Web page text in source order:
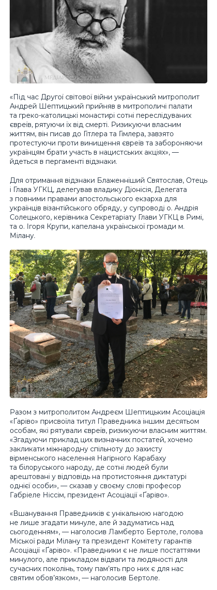
«Під час Другої світової війни український митрополит
Андрей Шептицький прийняв в митрополичі палати
та греко-католицькі монастирі сотні переслідуваних
євреїв, рятуючи їх від смерті. Ризикуючи власним
життям, він писав до Гітлера та Гімлера, завзято
протестуючи проти винищення євреїв та забороняючи
українцям брати участь в нацистських акціях», —
йдеться в пергаменті відзнаки.
Для отримання відзнаки Блаженніший Святослав, Отець
і Глава УГКЦ, делегував владику Діонісія, Делегата
з повними правами апостольського екзарха для
українців візантійського обряду, у супроводі о. Андрія
Солецького, керівника Секретаріату Глави УГКЦ в Римі,
та о. Ігоря Крупи, капелана української громади м.
Мілану.
Разом з митрополитом Андреєм Шептицьким Асоціація
«Ґаріво» присвоїла титул Праведника іншим десятьом
особам, які рятували євреїв, ризикуючи власним життям.
«Згадуючи приклад цих визначних постатей, хочемо
закликати міжнародну спільноту до захисту
вірменського населення Нагірного Карабаху
та білоруського народу, де сотні людей були
арештовані у відповідь на протистояння диктатурі
однієї особи», — сказав у своєму слові професор
Габріеле Ніссім, президент Асоціації «Ґаріво».
«Вшанування Праведників є унікальною нагодою
не лише згадати минуле, але й задуматись над
сьогоденням», — наголосив Ламберто Бертоле, голова
Міської ради Мілану та президент Комітету гарантів
Асоціації «Ґаріво». «Праведники є не лише постаттями
минулого, але прикладом відваги та людяності для
сучасних поколінь, тому пам’ять про них є для нас
святим обов’язком», — наголосив Бертоле.